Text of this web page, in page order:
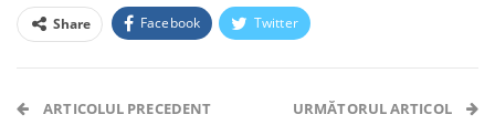
Share Facebook Twitter
Telegram WhatsApp Viber
ARTICOLUL PRECEDENT URMĂTORUL ARTICOL